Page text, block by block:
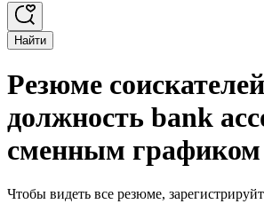
Найти
Резюме
должность bank
сменным графиком
Чтобы видеть все резюме,